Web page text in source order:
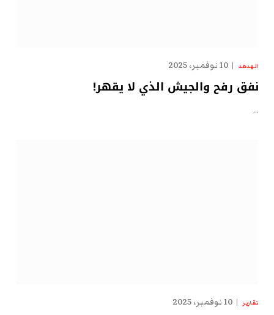
الهدهد 10 نوفمبر، 2025
نفق رفح والجيش الذي لا يقهر!
…
تقارير 10 نوفمبر، 2025